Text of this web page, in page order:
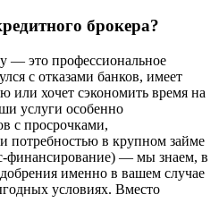
брокера?
— это профессиональное
с отказами банков, имеет
хочет сэкономить время на
услуги особенно
с просрочками,
потребностью в крупном займе
финансирование) — мы знаем, в
именно в вашем случае
условиях. Вместо